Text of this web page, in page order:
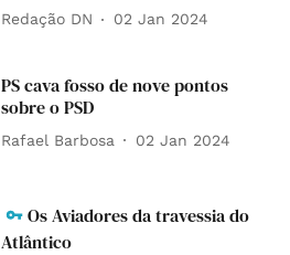
Redação DN 02 Jan 2024
PS cava fosso de nove pontos
sobre o PSD
Rafael Barbosa 02 Jan 2024
Os Aviadores da travessia do
Atlântico